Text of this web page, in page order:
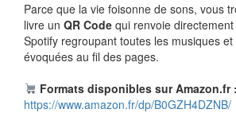
Parce que la vie foisonne de sons, vous
livre un QR Code qui renvoie
Spotify regroupant toutes les musiques
évoquées au fil des pages.
Formats disponibles sur Amazon.fr :
https://www.amazon.fr/dp/B0GZH4DZNB/